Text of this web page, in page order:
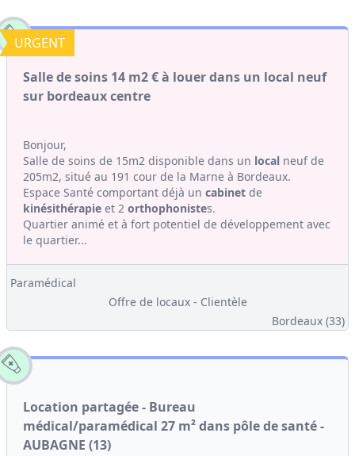
URGENT
Salle de soins 14 m2 € à louer dans un local neuf
sur bordeaux centre
Bonjour,
Salle de soins de 15m2 disponible dans un local neuf de
205m2, situé au 191 cour de la Marne à Bordeaux.
Espace Santé comportant déjà un cabinet de
kinésithérapie et 2 orthophonistes.
Quartier animé et à fort potentiel de développement avec
le quartier...
Paramédical
Offre de locaux - Clientèle
Bordeaux (33)
Location partagée - Bureau
médical/paramédical 27 m² dans pôle de santé -
AUBAGNE (13)